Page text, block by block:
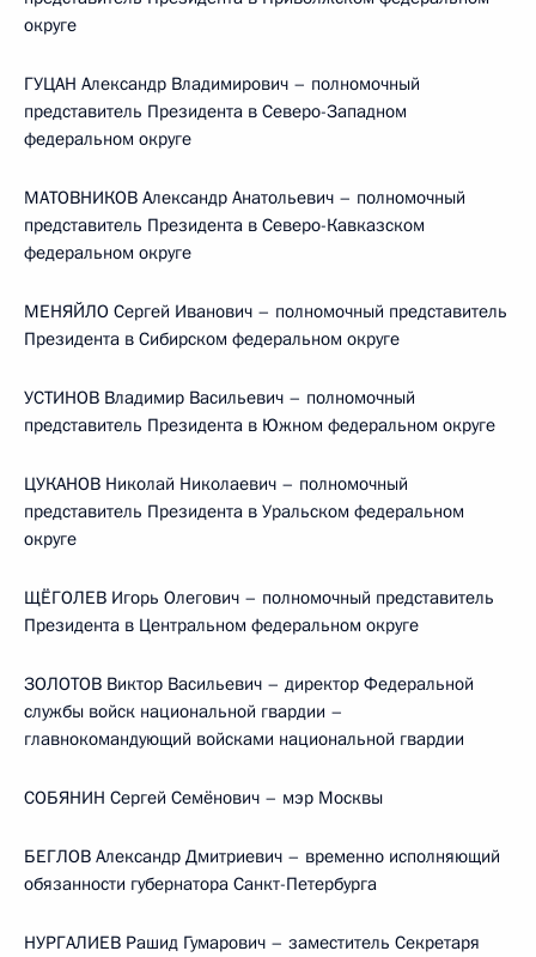
округе
ГУЦАН Александр Владимирович – полномочный
представитель Президента в Северо-Западном
федеральном округе
МАТОВНИКОВ Александр Анатольевич – полномочный
представитель Президента в Северо-Кавказском
федеральном округе
МЕНЯЙЛО Сергей Иванович – полномочный представитель
Президента в Сибирском федеральном округе
УСТИНОВ Владимир Васильевич – полномочный
представитель Президента в Южном федеральном округе
ЦУКАНОВ Николай Николаевич – полномочный
представитель Президента в Уральском федеральном
округе
ЩЁГОЛЕВ Игорь Олегович – полномочный представитель
Президента в Центральном федеральном округе
ЗОЛОТОВ Виктор Васильевич – директор Федеральной
службы войск национальной гвардии –
главнокомандующий войсками национальной гвардии
СОБЯНИН Сергей Семёнович – мэр Москвы
БЕГЛОВ Александр Дмитриевич – временно исполняющий
обязанности губернатора Санкт-Петербурга
НУРГАЛИЕВ Рашид Гумарович – заместитель Секретаря